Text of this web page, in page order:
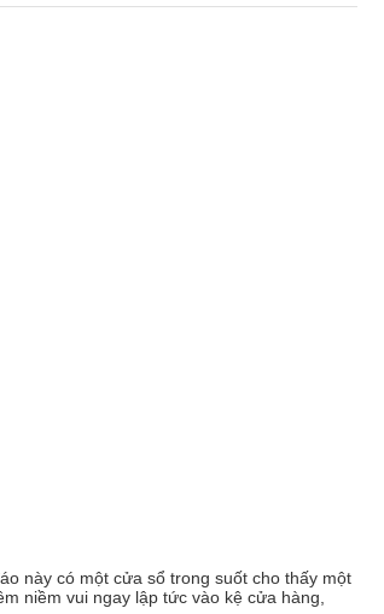
này có một cửa sổ trong suốt cho thấy một
niềm vui ngay lập tức vào kệ cửa hàng,